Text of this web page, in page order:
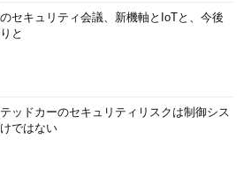
セキュリティ会議、新機軸とIoTと、今後
と
ッドカーのセキュリティリスクは制御シス
ではない